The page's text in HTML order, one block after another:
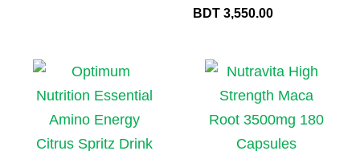
BDT 3,550.00